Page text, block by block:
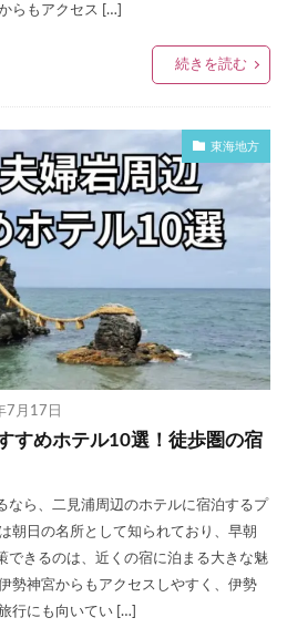
らもアクセス […]
続きを読む
東海地方
7月17日
すめホテル10選！徒歩圏の宿
なら、二見浦周辺のホテルに宿泊するプ
朝日の名所として知られており、早朝
できるのは、近くの宿に泊まる大きな魅
勢神宮からもアクセスしやすく、伊勢
行にも向いてい […]